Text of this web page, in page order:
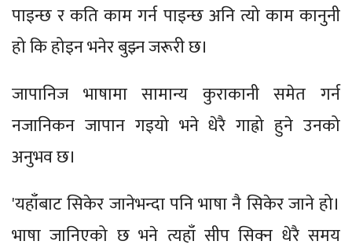
पाइन्छ र कति काम गर्न पाइन्छ अनि त्यो काम कानुनी
हो कि होइन भनेर बुझ्न जरूरी छ।
जापानिज भाषामा सामान्य कुराकानी समेत गर्न
नजानिकन जापान गइयो भने धेरै गाह्रो हुने उनको
अनुभव छ।
'यहाँबाट सिकेर जानेभन्दा पनि भाषा नै सिकेर जाने हो।
भाषा जानिएको छ भने त्यहाँ सीप सिक्न धेरै समय